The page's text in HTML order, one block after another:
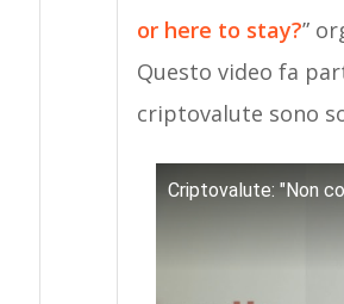
or here to stay?”
Questo video fa
criptovalute sono
Criptovalute: "Non